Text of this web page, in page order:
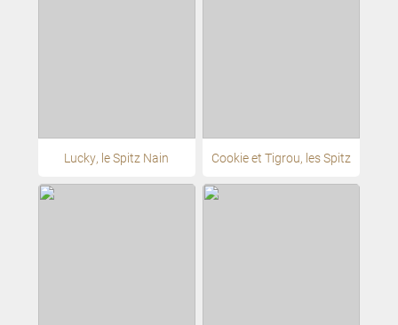
Lucky, le Spitz Nain Cookie et Tigrou, les Spitz